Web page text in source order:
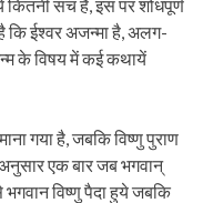
सच हैं, इस पर शोधपूर्ण
कि ईश्वर अजन्मा है, अलग-
के विषय में कई कथायें
गया है, जबकि विष्णु पुराण
एक बार जब भगवान्
विष्णु पैदा हुये जबकि